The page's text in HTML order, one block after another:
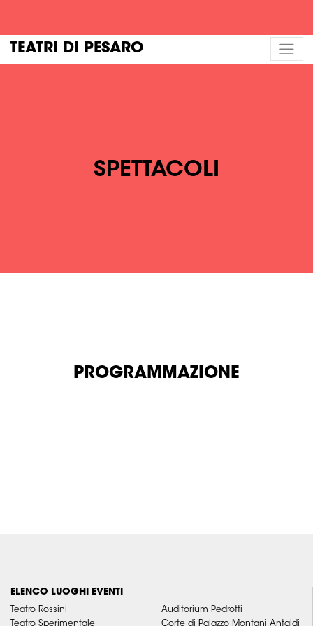
TEATRI DI PESARO
SPETTACOLI
PROGRAMMAZIONE
ELENCO LUOGHI EVENTI
Teatro Rossini
Teatro Sperimentale
Auditorium Pedrotti
Corte di Palazzo Montani Antaldi